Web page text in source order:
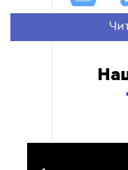
у пошукових